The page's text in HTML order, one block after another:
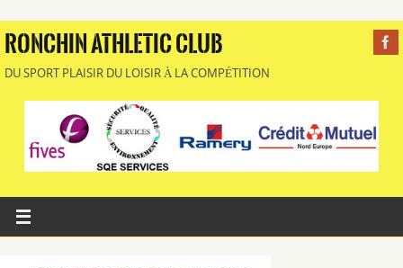
RONCHIN ATHLETIC CLUB
DU SPORT PLAISIR DU LOISIR À LA COMPÉTITION